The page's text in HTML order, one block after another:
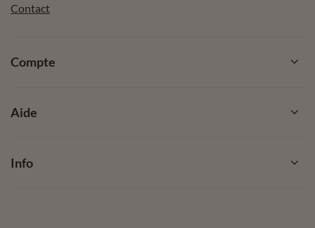
Contact
Compte
Aide
Info